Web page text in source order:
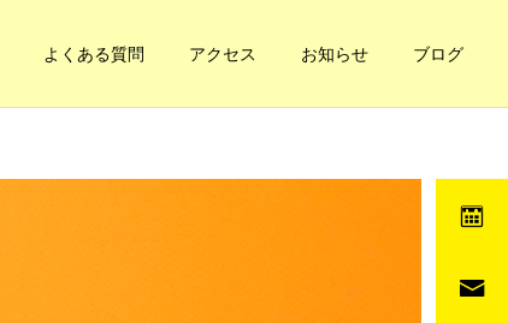
よくある質問 アクセス お知らせ ブログ